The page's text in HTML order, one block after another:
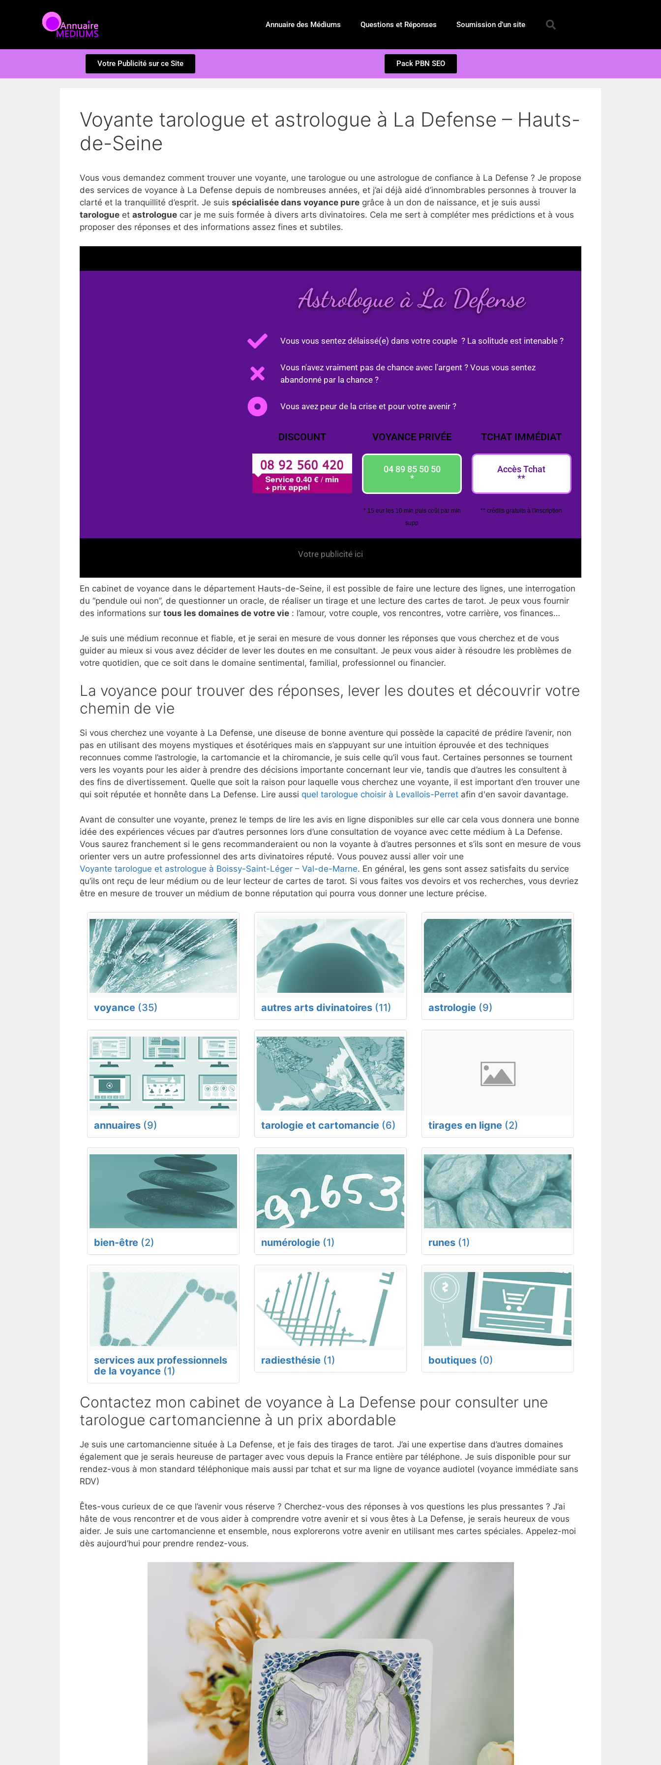
Annuaire des Médiums Questions et Réponses Soumission d’un site
Votre Publicité sur ce Site Pack PBN SEO
Voyante tarologue et astrologue à La Defense – Hauts-
de-Seine
Vous vous demandez comment trouver une voyante, une tarologue ou une astrologue de confiance à La Defense ? Je propose
des services de voyance à La Defense depuis de nombreuses années, et j’ai déjà aidé d’innombrables personnes à trouver la
clarté et la tranquillité d’esprit. Je suis spécialisée dans voyance pure grâce à un don de naissance, et je suis aussi
tarologue et astrologue car je me suis formée à divers arts divinatoires. Cela me sert à compléter mes prédictions et à vous
proposer des réponses et des informations assez fines et subtiles.
Astrologue à La Defense
Vous vous sentez délaissé(e) dans votre couple ? La solitude est intenable ?
Vous n'avez vraiment pas de chance avec l'argent ? Vous vous sentez
abandonné par la chance ?
Vous avez peur de la crise et pour votre avenir ?
DISCOUNT VOYANCE PRIVÉE
04 89 85 50 50
*
* 15 eur les 10 min puis coût par min
supp
TCHAT IMMÉDIAT
Accès Tchat
**
** crédits gratuits à l'inscription
Votre publicité ici
En cabinet de voyance dans le département Hauts-de-Seine, il est possible de faire une lecture des lignes, une interrogation
du “pendule oui non”, de questionner un oracle, de réaliser un tirage et une lecture des cartes de tarot. Je peux vous fournir
des informations sur tous les domaines de votre vie : l’amour, votre couple, vos rencontres, votre carrière, vos finances…
Je suis une médium reconnue et fiable, et je serai en mesure de vous donner les réponses que vous cherchez et de vous
guider au mieux si vous avez décider de lever les doutes en me consultant. Je peux vous aider à résoudre les problèmes de
votre quotidien, que ce soit dans le domaine sentimental, familial, professionnel ou financier.
La voyance pour trouver des réponses, lever les doutes et découvrir votre
chemin de vie
Si vous cherchez une voyante à La Defense, une diseuse de bonne aventure qui possède la capacité de prédire l’avenir, non
pas en utilisant des moyens mystiques et ésotériques mais en s’appuyant sur une intuition éprouvée et des techniques
reconnues comme l’astrologie, la cartomancie et la chiromancie, je suis celle qu’il vous faut. Certaines personnes se tournent
vers les voyants pour les aider à prendre des décisions importante concernant leur vie, tandis que d’autres les consultent à
des fins de divertissement. Quelle que soit la raison pour laquelle vous cherchez une voyante, il est important d’en trouver une
qui soit réputée et honnête dans La Defense. Lire aussi quel tarologue choisir à Levallois-Perret afin d'en savoir davantage.
Avant de consulter une voyante, prenez le temps de lire les avis en ligne disponibles sur elle car cela vous donnera une bonne
idée des expériences vécues par d’autres personnes lors d’une consultation de voyance avec cette médium à La Defense.
Vous saurez franchement si le gens recommanderaient ou non la voyante à d’autres personnes et s’ils sont en mesure de vous
orienter vers un autre professionnel des arts divinatoires réputé. Vous pouvez aussi aller voir une
Voyante tarologue et astrologue à Boissy-Saint-Léger – Val-de-Marne. En général, les gens sont assez satisfaits du service
qu’ils ont reçu de leur médium ou de leur lecteur de cartes de tarot. Si vous faites vos devoirs et vos recherches, vous devriez
être en mesure de trouver un médium de bonne réputation qui pourra vous donner une lecture précise.
voyance (35) autres arts divinatoires (11) astrologie (9)
annuaires (9) tarologie et cartomancie (6) tirages en ligne (2)
bien-être (2) numérologie (1) runes (1)
services aux professionnels
de la voyance (1)
radiesthésie (1) boutiques (0)
Contactez mon cabinet de voyance à La Defense pour consulter une
tarologue cartomancienne à un prix abordable
Je suis une cartomancienne située à La Defense, et je fais des tirages de tarot. J’ai une expertise dans d’autres domaines
également que je serais heureuse de partager avec vous depuis la France entière par téléphone. Je suis disponible pour sur
rendez-vous à mon standard téléphonique mais aussi par tchat et sur ma ligne de voyance audiotel (voyance immédiate sans
RDV)
Êtes-vous curieux de ce que l’avenir vous réserve ? Cherchez-vous des réponses à vos questions les plus pressantes ? J’ai
hâte de vous rencontrer et de vous aider à comprendre votre avenir et si vous êtes à La Defense, je serais heureux de vous
aider. Je suis une cartomancienne et ensemble, nous explorerons votre avenir en utilisant mes cartes spéciales. Appelez-moi
dès aujourd’hui pour prendre rendez-vous.